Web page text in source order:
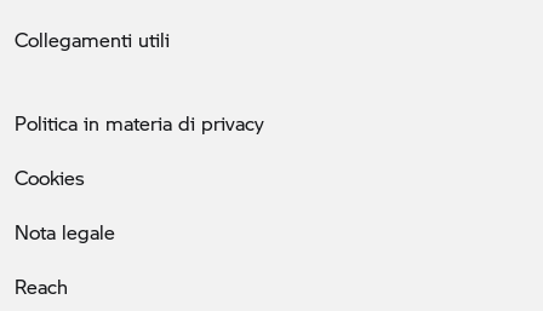
Collegamenti utili
Politica in materia di privacy
Cookies
Nota legale
Reach